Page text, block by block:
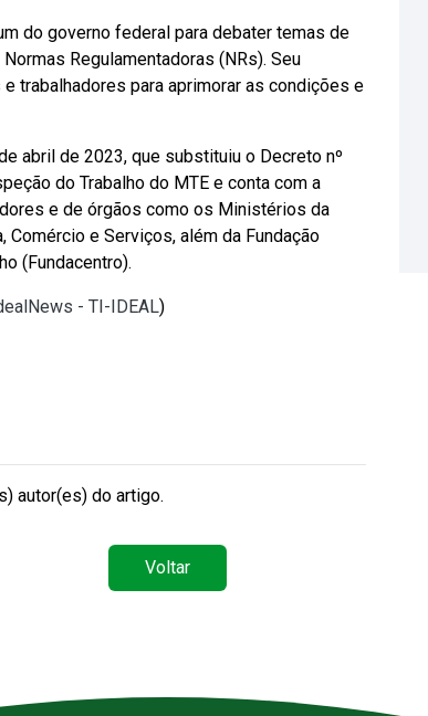
do governo federal para debater temas de
Regulamentadoras (NRs). Seu
trabalhadores para aprimorar as condições e
abril de 2023, que substituiu o Decreto nº
do Trabalho do MTE e conta com a
e de órgãos como os Ministérios da
e Serviços, além da Fundação
(Fundacentro).
- TI-IDEAL)
autor(es) do artigo.
Voltar